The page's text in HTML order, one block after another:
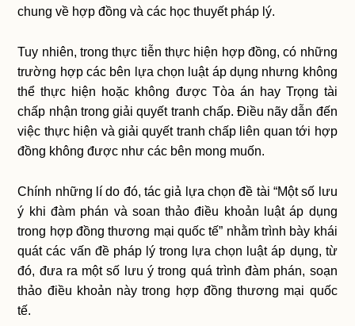
chung về hợp đồng và các học thuyết pháp lý.
Tuy nhiên, trong thực tiễn thực hiện hợp đồng, có những
trường hợp các bên lựa chọn luật áp dụng nhưng không
thể thực hiện hoặc không được Tòa án hay Trọng tài
chấp nhận trong giải quyết tranh chấp. Điều nãy dẫn đến
việc thực hiện và giải quyết tranh chấp liên quan tới hợp
đồng không được như các bên mong muốn.
Chính những lí do đó, tác giả lựa chọn đề tài “Một số lưu
ý khi đàm phán và soan thảo điều khoản luật áp dụng
trong hợp đồng thương mại quốc tế” nhằm trình bày khái
quát các vấn đề pháp lý trong lựa chọn luật áp dụng, từ
đó, đưa ra một số lưu ý trong quá trình đàm phán, soạn
thảo điều khoản này trong hợp đồng thương mại quốc
tế.